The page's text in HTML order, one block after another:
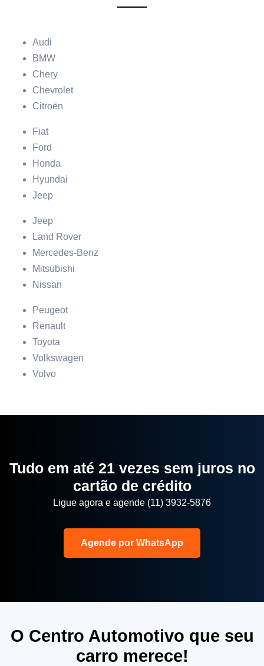
Audi
BMW
Chery
Chevrolet
Citroën
Fiat
Ford
Honda
Hyundai
Jeep
Jeep
Land Rover
Mercedes-Benz
Mitsubishi
Nissan
Peugeot
Renault
Toyota
Volkswagen
Volvo
Tudo em até 21 vezes sem juros no
cartão de crédito
Ligue agora e agende (11) 3932-5876
Agende por WhatsApp
O Centro Automotivo que seu
carro merece!